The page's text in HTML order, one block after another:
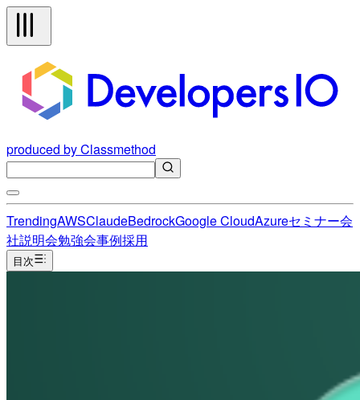
produced by Classmethod
TrendingAWSClaudeBedrockGoogle CloudAzureセミナー会
社説明会勉強会事例採用
目次